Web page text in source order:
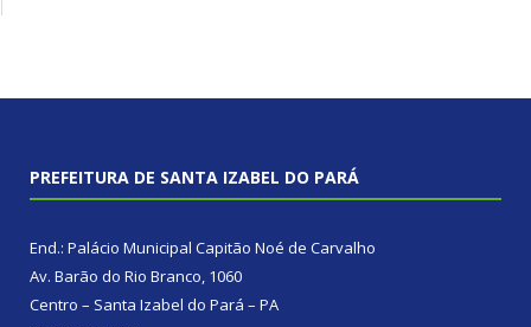
PREFEITURA DE SANTA IZABEL DO PARÁ
End.: Palácio Municipal Capitão Noé de Carvalho
Av. Barão do Rio Branco, 1060
Centro – Santa Izabel do Pará – PA